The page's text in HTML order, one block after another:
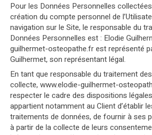
Pour les Données Personnelles
création du compte personnel de
navigation sur le Site, le responsable du
Données Personnelles est : Elodie
guilhermet-osteopathe.fr est représenté
Guilhermet, son représentant légal.
En tant que responsable du traitement
collecte, www.elodie-guilhermet-
respecter le cadre des dispositions
appartient notamment au Client d’établir
traitements de données, de fournir à ses
à partir de la collecte de leurs